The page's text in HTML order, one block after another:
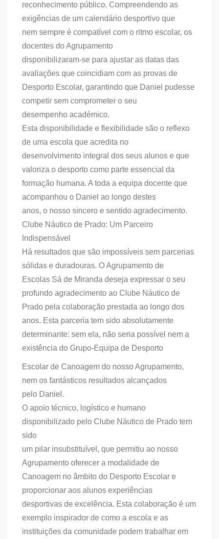
reconhecimento público. Compreendendo as
exigências de um calendário desportivo que
nem sempre é compatível com o ritmo escolar, os
docentes do Agrupamento
disponibilizaram-se para ajustar as datas das
avaliações que coincidiam com as provas de
Desporto Escolar, garantindo que Daniel pudesse
competir sem comprometer o seu
desempenho académico.
Esta disponibilidade e flexibilidade são o reflexo
de uma escola que acredita no
desenvolvimento integral dos seus alunos e que
valoriza o desporto como parte essencial da
formação humana. A toda a equipa docente que
acompanhou o Daniel ao longo destes
anos, o nosso sincero e sentido agradecimento.
Clube Náutico de Prado: Um Parceiro
Indispensável
Há resultados que são impossíveis sem parcerias
sólidas e duradouras. O Agrupamento de
Escolas Sá de Miranda deseja expressar o seu
profundo agradecimento ao Clube Náutico de
Prado pela colaboração prestada ao longo dos
anos. Esta parceria tem sido absolutamente
determinante: sem ela, não seria possível nem a
existência do Grupo-Equipa de Desporto
Escolar de Canoagem do nosso Agrupamento,
nem os fantásticos resultados alcançados
pelo Daniel.
O apoio técnico, logístico e humano
disponibilizado pelo Clube Náutico de Prado tem
sido
um pilar insubstituível, que permitiu ao nosso
Agrupamento oferecer a modalidade de
Canoagem no âmbito do Desporto Escolar e
proporcionar aos alunos experiências
desportivas de excelência. Esta colaboração é um
exemplo inspirador de como a escola e as
instituições da comunidade podem trabalhar em